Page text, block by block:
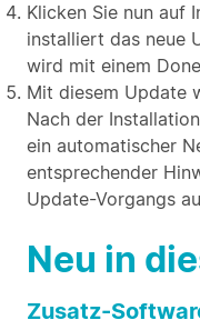
Klicken Sie nun auf
installiert das neue
wird mit einem
Mit diesem Update
Nach der
ein automatischer
entsprechender
Update-Vorgangs
Neu in
Zusatz-